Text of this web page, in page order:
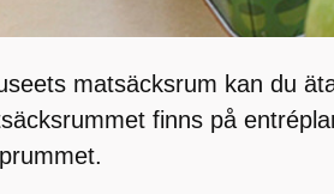
matsäcksrum kan du
finns på